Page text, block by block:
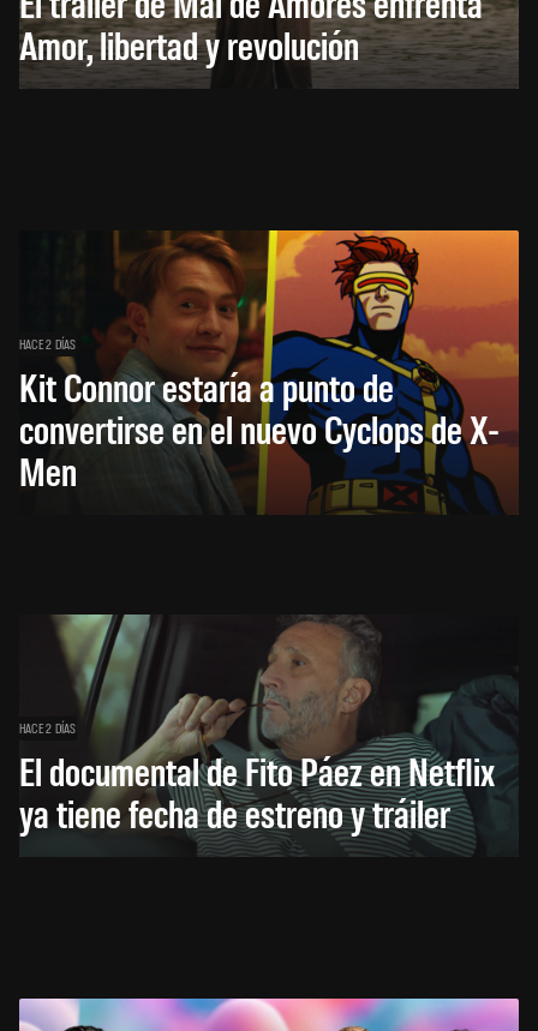
Amor, libertad y revolución
HACE 2 DÍAS
Kit Connor estaría a punto de
convertirse en el nuevo Cyclops de X-
Men
HACE 2 DÍAS
El documental de Fito Páez en Netflix
ya tiene fecha de estreno y tráiler